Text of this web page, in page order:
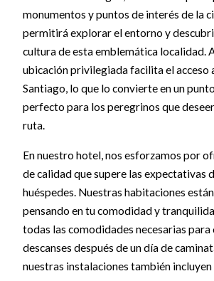
monumentos y puntos de interés de la
permitirá explorar el entorno y
cultura de esta emblemática localidad.
ubicación privilegiada facilita el acceso
Santiago, lo que lo convierte en un
perfecto para los peregrinos que
ruta.
En nuestro hotel, nos esforzamos por
de calidad que supere las expectativas
huéspedes. Nuestras habitaciones
pensando en tu comodidad y
todas las comodidades necesarias para
descanses después de un día de
nuestras instalaciones también